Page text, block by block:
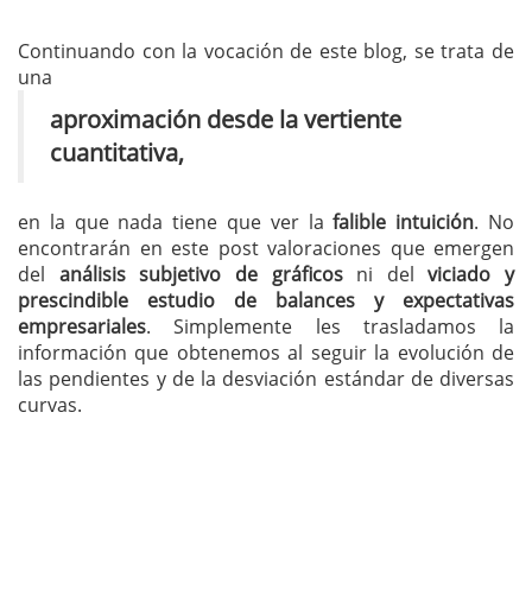
Continuando con la vocación de este blog, se trata de
una
aproximación desde la vertiente
cuantitativa,
en la que nada tiene que ver lafalible intuición. No
encontrarán en este post valoraciones que emergen
del análisis subjetivo de gráficosni delviciado y
prescindible estudio de balances y expectativas
empresariales. Simplemente les trasladamos la
información que obtenemos al seguir la evolución de
las pendientes y de la desviación estándar de diversas
curvas.